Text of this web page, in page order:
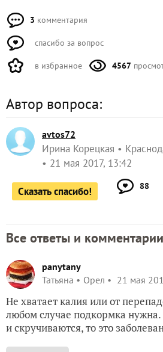
3 комментария
спасибо за вопрос
в избранное 4567
Автор вопроса:
avtos72
Ирина Корецкая
21 мая 2017, 13:42
Сказать спасибо! 88
Все ответы и
panytany
Татьяна
Орел 21 мая
Не хватает калия или от
любом случае подкормка нужна.
и скручиваются, то это